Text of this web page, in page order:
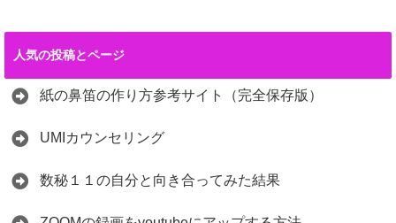
人気の投稿とページ
紙の鼻笛の作り方参考サイト（完全保存版）
UMIカウンセリング
数秘１１の自分と向き合ってみた結果